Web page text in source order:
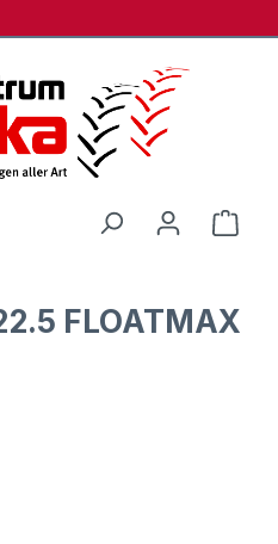
FLOATMAX